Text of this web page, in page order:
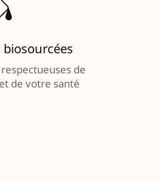
de
de votre santé